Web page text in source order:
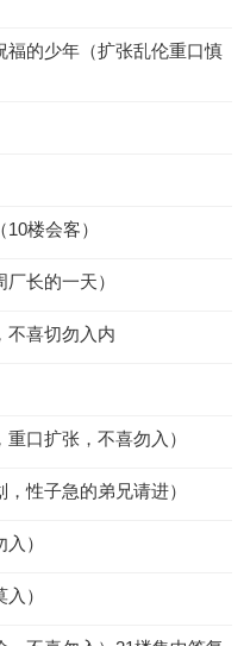
福的少年（扩张乱伦重口慎
楼会客）
长的一天）
不喜切勿入内
口扩张，不喜勿入）
性子急的弟兄请进）
）
）